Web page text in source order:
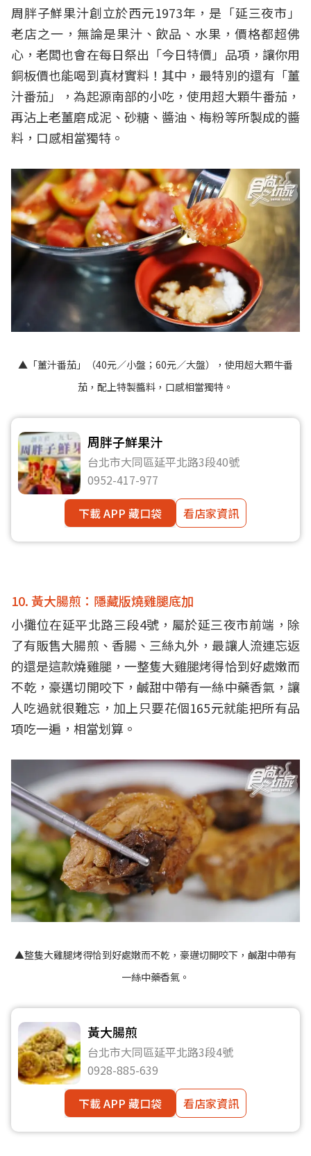
周胖子鮮果汁創立於西元1973年，是「延三夜市」
老店之一，無論是果汁、飲品、水果，價格都超佛
心，老闆也會在每日祭出「今日特價」品項，讓你用
銅板價也能喝到真材實料！其中，最特別的還有「薑
汁番茄」，為起源南部的小吃，使用超大顆牛番茄，
再沾上老薑磨成泥、砂糖、醬油、梅粉等所製成的醬
料，口感相當獨特。
▲「薑汁番茄」（40元／小盤；60元／大盤），使用超大顆牛番
茄，配上特製醬料，口感相當獨特。
周胖子鮮果汁
台北市大同區延平北路3段40號
0952-417-977
下載 APP 藏口袋
看店家資訊
10. 黃大腸煎：隱藏版燒雞腿底加
小攤位在延平北路三段4號，屬於延三夜市前端，除
了有販售大腸煎、香腸、三絲丸外，最讓人流連忘返
的還是這款燒雞腿，一整隻大雞腿烤得恰到好處嫩而
不乾，豪邁切開咬下，鹹甜中帶有一絲中藥香氣，讓
人吃過就很難忘，加上只要花個165元就能把所有品
項吃一遍，相當划算。
▲整隻大雞腿烤得恰到好處嫩而不乾，豪邁切開咬下，鹹甜中帶有
一絲中藥香氣。
黃大腸煎
台北市大同區延平北路3段4號
0928-885-639
下載 APP 藏口袋
看店家資訊